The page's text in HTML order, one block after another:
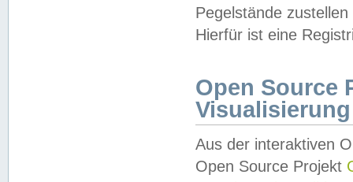
Pegelstände
Hierfür ist eine
Open Source
Visualisierung
Aus der interaktiven
Open Source Projekt